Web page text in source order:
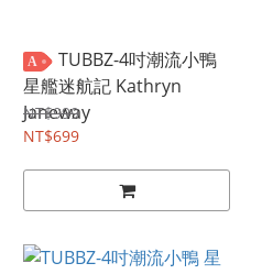
A
TUBBZ-4吋潮流小鴨
星艦迷航記 Kathryn
Janeway
NT$999
NT$699